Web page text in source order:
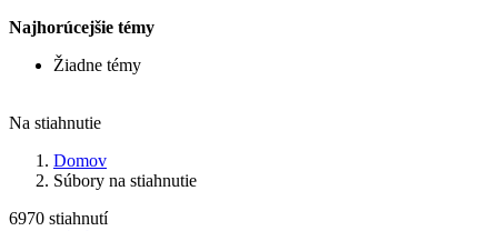
Najhorúcejšie témy
Žiadne témy
Na stiahnutie
Domov
Súbory na stiahnutie
6970 stiahnutí